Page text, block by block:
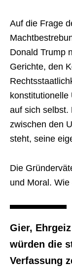
Auf die Frage
Donald Trump
Gerichte, den
auf sich selbst.
zwischen den
steht, seine
Die
und Moral.
Gier,
würden die
Verfassung